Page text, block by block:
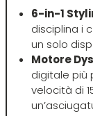
Floid
Four
6-in-1
disciplina i
un solo
Motore
digitale più
velocità di